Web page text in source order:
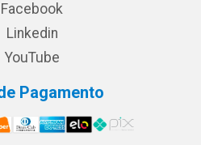
Facebook
Linkedin
YouTube
Pagamento